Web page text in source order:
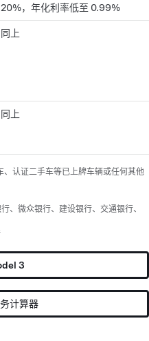
20%，年化利率低至 0.99%
同上
同上
认证二手车等已上牌车辆或任何其他
、微众银行、建设银行、交通银行、
3
计算器